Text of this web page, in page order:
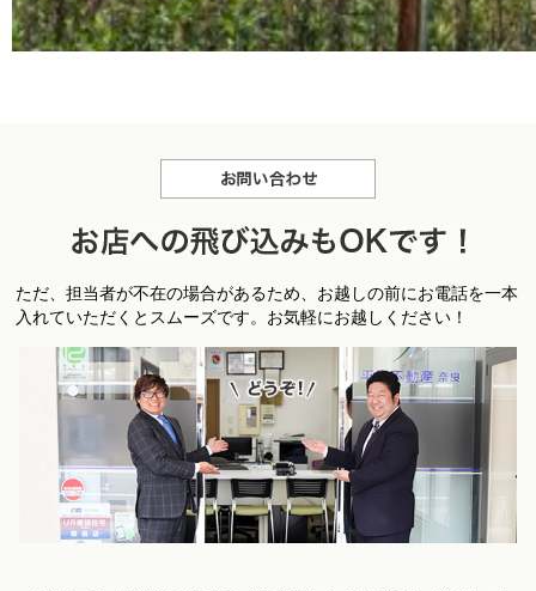
店への飛び込みもＯＫです！
ただ、担当者が不在の場合があるため、お越しの前にお電話を一本
入れていただくとスムーズです。お気軽にお越しください！